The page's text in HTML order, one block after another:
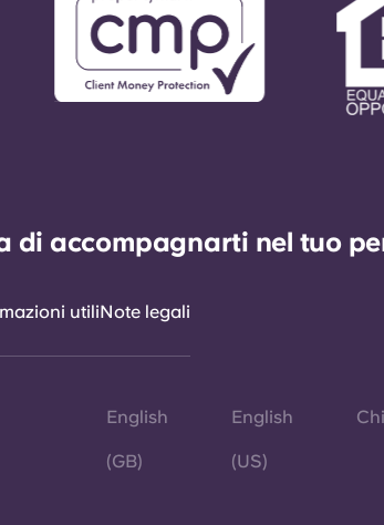
di accompagnarti nel tuo
utiliNote legali
English
(GB)
English
(US)